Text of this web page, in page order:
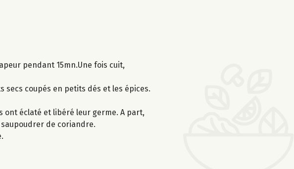
pendant 15mn.Une fois cuit,
secs coupés en petits dés et les épices.
ont éclaté et libéré leur germe. A part,
de coriandre.